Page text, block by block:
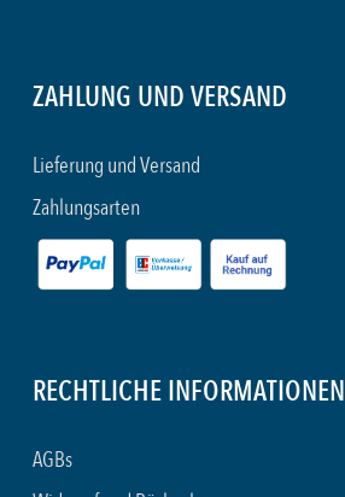
ZAHLUNG UND VERSAND
Lieferung und Versand
Zahlungsarten
RECHTLICHE INFORMATIONEN
AGBs